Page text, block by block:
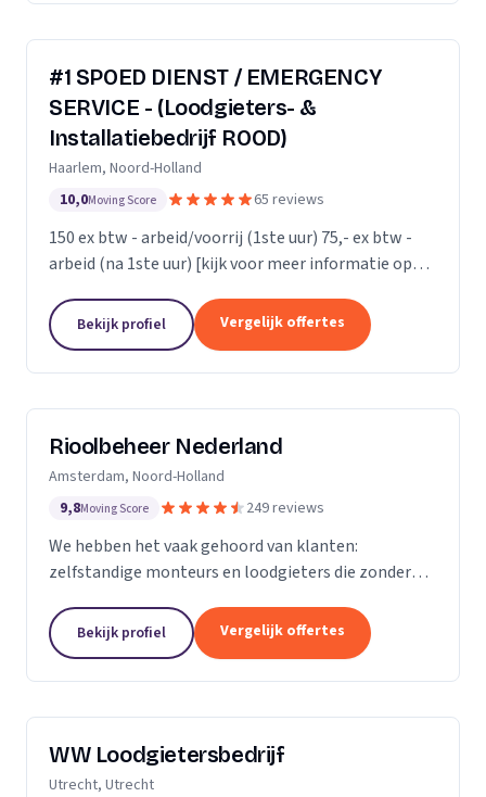
#1 SPOED DIENST / EMERGENCY
SERVICE - (Loodgieters- &
Installatiebedrijf ROOD)
Haarlem, Noord-Holland
10,0Moving Score 65 reviews
150 ex btw - arbeid/voorrij (1ste uur) 75,- ex btw -
arbeid (na 1ste uur) [kijk voor meer informatie op
Bekijk profiel Vergelijk offertes
Rioolbeheer Nederland
Amsterdam, Noord-Holland
9,8Moving Score 249 reviews
We hebben het vaak gehoord van klanten:
zelfstandige monteurs en loodgieters die zonder
rioolprobleem complexer bleek te zijn dan gedacht.
Of een rekening van...
Bekijk profiel Vergelijk offertes
WW Loodgietersbedrijf
Utrecht, Utrecht